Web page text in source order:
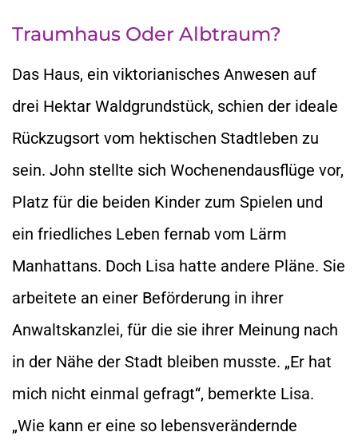
Traumhaus Oder Albtraum?
Das Haus, ein viktorianisches Anwesen auf
drei Hektar Waldgrundstück, schien der ideale
Rückzugsort vom hektischen Stadtleben zu
sein. John stellte sich Wochenendausflüge vor,
Platz für die beiden Kinder zum Spielen und
ein friedliches Leben fernab vom Lärm
Manhattans. Doch Lisa hatte andere Pläne. Sie
arbeitete an einer Beförderung in ihrer
Anwaltskanzlei, für die sie ihrer Meinung nach
in der Nähe der Stadt bleiben musste. „Er hat
mich nicht einmal gefragt“, bemerkte Lisa.
„Wie kann er eine so lebensverändernde